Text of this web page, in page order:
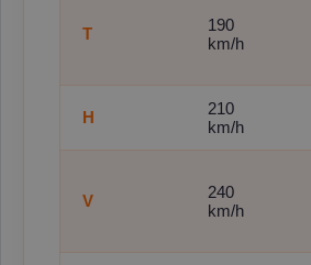
T
190
km/h
H
210
km/h
V
240
km/h